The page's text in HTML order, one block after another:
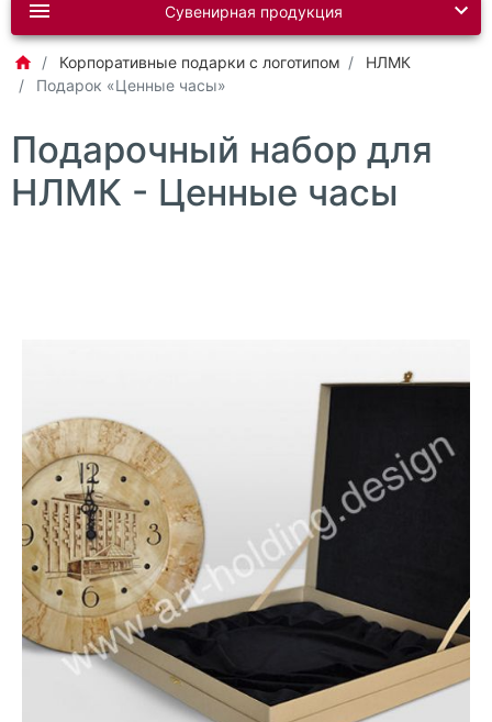
Сувенирная продукция
Корпоративные подарки с логотипом
НЛМК
Подарок «Ценные часы»
Подарочный набор для
НЛМК - Ценные часы